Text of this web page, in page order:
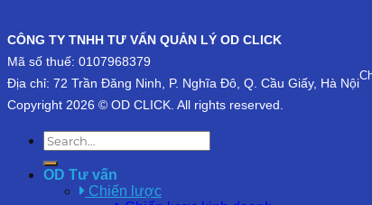
CÔNG TY TNHH TƯ VẤN QUẢN LÝ OD CLICK
Mã số thuế: 0107968379
Địa chỉ: 72 Trần Đăng Ninh, P. Nghĩa Đô, Q. Cầu Giấy, Hà Nội
Copyright 2026 © OD CLICK. All rights reserved.
OD Tư vấn
Chiến lược